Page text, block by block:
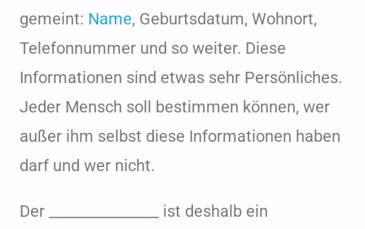
gemeint: Name, Geburtsdatum, Wohnort,
Telefonnummer und so weiter. Diese
Informationen sind etwas sehr Persönliches.
Jeder Mensch soll bestimmen können, wer
außer ihm selbst diese Informationen haben
darf und wer nicht.
Der _______________ ist deshalb ein